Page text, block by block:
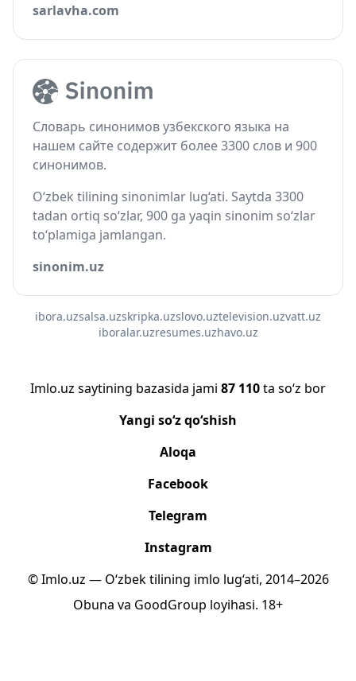
sarlavha.com
Словарь синонимов узбекского языка на
нашем сайте содержит более 3300 слов и 900
синонимов.
O‘zbek tilining sinonimlar lug‘ati. Saytda 3300
tadan ortiq so‘zlar, 900 ga yaqin sinonim so‘zlar
to‘plamiga jamlangan.
sinonim.uz
ibora.uzsalsa.uzskripka.uzslovo.uztelevision.uzvatt.uz
iboralar.uzresumes.uzhavo.uz
Imlo.uz saytining bazasida jami 87 110ta so‘z bor
Yangi so‘z qo‘shish
Aloqa
Facebook
Telegram
Instagram
© Imlo.uz — O‘zbek tilining imlo lug‘ati, 2014–2026
Obuna va GoodGroup loyihasi. 18+